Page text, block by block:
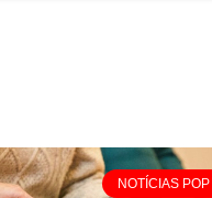
NOTÍCIAS POP